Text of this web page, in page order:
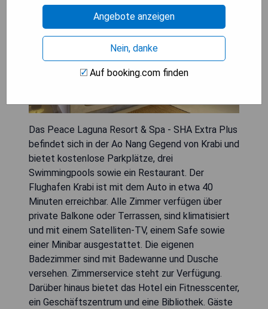
Das Peace Laguna Resort & Spa - SHA Extra Plus
befindet sich in der Ao Nang Gegend von Krabi und
bietet kostenlose Parkplätze, drei
Swimmingpools sowie ein Restaurant. Der
Flughafen Krabi ist mit dem Auto in etwa 40
Minuten erreichbar. Alle Zimmer verfügen über
private Balkone oder Terrassen, sind klimatisiert
und mit einem Satelliten-TV, einem Safe sowie
einer Minibar ausgestattet. Die eigenen
Badezimmer sind mit Badewanne und Dusche
versehen. Zimmerservice steht zur Verfügung.
Darüber hinaus bietet das Hotel ein Fitnesscenter,
ein Geschäftszentrum und eine Bibliothek. Gäste
Angebote anzeigen
Nein, danke
Auf booking.com finden